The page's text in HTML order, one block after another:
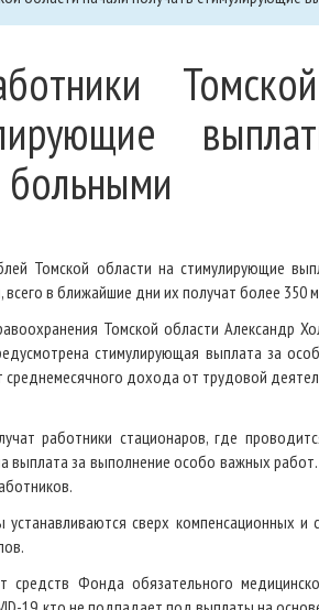
Томской области на стимулирующие
в ближайшие дни их получат более 350
Томской области Александр
стимулирующая выплата за
дохода от трудовой
работники стационаров, где
за выполнение особо важных
сверх компенсационных
Фонда обязательного